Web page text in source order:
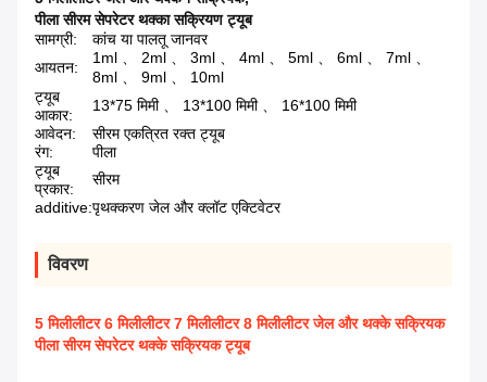
पीला सीरम सेपरेटर थक्का सक्रियण ट्यूब
सामग्री:
कांच या पालतू जानवर
आयतन:
1ml 、 2ml 、 3ml 、 4ml 、 5ml 、 6ml 、 7ml 、
8ml 、 9ml 、 10ml
ट्यूब
आकार:
13*75 मिमी 、 13*100 मिमी 、 16*100 मिमी
आवेदन:
सीरम एकत्रित रक्त ट्यूब
रंग:
पीला
ट्यूब
प्रकार:
सीरम
additive:पृथक्करण जेल और क्लॉट एक्टिवेटर
विवरण
5 मिलीलीटर 6 मिलीलीटर 7 मिलीलीटर 8 मिलीलीटर जेल और थक्के सक्रियक
पीला सीरम सेपरेटर थक्के सक्रियक ट्यूब